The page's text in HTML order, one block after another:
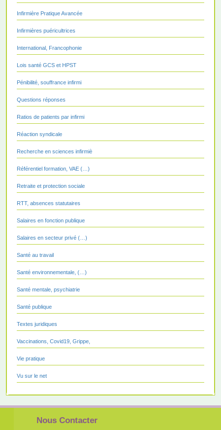
Infirmière Pratique Avancée
Infirmières puéricultrices
International, Francophonie
Lois santé GCS et HPST
Pénibilité, souffrance infirmi
Questions réponses
Ratios de patients par infirmi
Réaction syndicale
Recherche en sciences infirmiè
Référentiel formation, VAE (…)
Retraite et protection sociale
RTT, absences statutaires
Salaires en fonction publique
Salaires en secteur privé (…)
Santé au travail
Santé environnementale, (…)
Santé mentale, psychiatrie
Santé publique
Textes juridiques
Vaccinations, Covid19, Grippe,
Vie pratique
Vu sur le net
Nous Contacter